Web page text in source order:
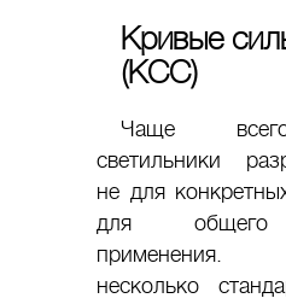
Кривые
(КСС)
Чаще
светильники
не для
для общего
применения.
несколько